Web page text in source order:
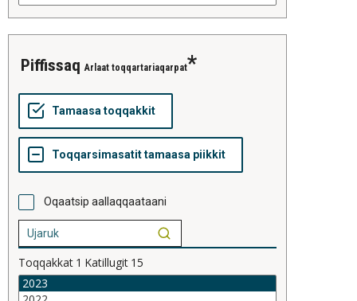
piffissaq Arlaat toqqartariaqarpat
Oqaatsip aallaqqaataani
Toqqakkat 1 Katillugit 15